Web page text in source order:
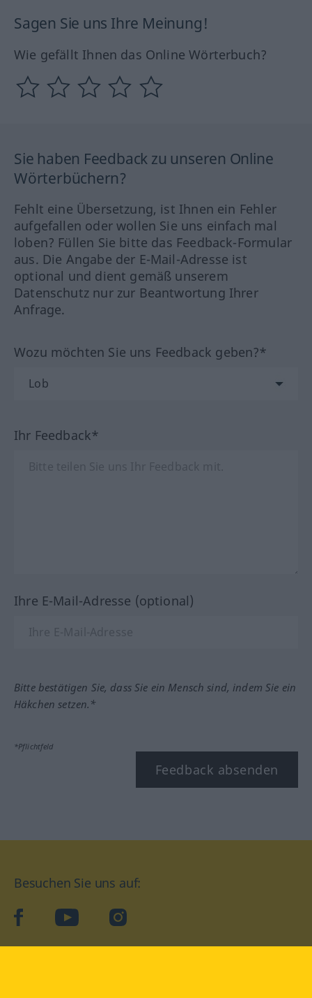
Sagen Sie uns Ihre Meinung!
Wie gefällt Ihnen das Online Wörterbuch?
Sie haben Feedback zu unseren Online
Wörterbüchern?
Fehlt eine Übersetzung, ist Ihnen ein Fehler
aufgefallen oder wollen Sie uns einfach mal
loben? Füllen Sie bitte das Feedback-Formular
aus. Die Angabe der E-Mail-Adresse ist
optional und dient gemäß unserem
Datenschutz nur zur Beantwortung Ihrer
Anfrage.
Wozu möchten Sie uns Feedback geben?*
Ihr Feedback*
Ihre E-Mail-Adresse (optional)
Bitte bestätigen Sie, dass Sie ein Mensch sind, indem Sie ein
Häkchen setzen.*
*Pflichtfeld
Feedback absenden
Besuchen Sie uns auf:
facebookYouTube Instagram